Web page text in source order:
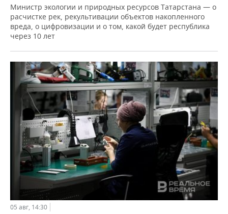
Министр экологии и природных ресурсов Татарстана — о
расчистке рек, рекультивации объектов накопленного
вреда, о цифровизации и о том, какой будет республика
через 10 лет
05 авг, 14:30